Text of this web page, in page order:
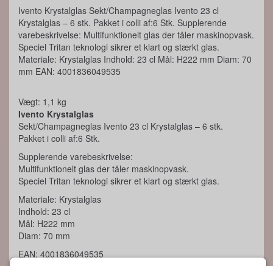
Ivento Krystalglas Sekt/Champagneglas Ivento 23 cl
Krystalglas – 6 stk. Pakket i colli af:6 Stk. Supplerende
varebeskrivelse: Multifunktionelt glas der tåler maskinopvask.
Speciel Tritan teknologi sikrer et klart og stærkt glas.
Materiale: Krystalglas Indhold: 23 cl Mål: H222 mm Diam: 70
mm EAN: 4001836049535
Vægt: 1,1 kg
Ivento Krystalglas
Sekt/Champagneglas Ivento 23 cl Krystalglas – 6 stk.
Pakket i colli af:6 Stk.
Supplerende varebeskrivelse:
Multifunktionelt glas der tåler maskinopvask.
Speciel Tritan teknologi sikrer et klart og stærkt glas.
Materiale: Krystalglas
Indhold: 23 cl
Mål: H222 mm
Diam: 70 mm
EAN: 4001836049535